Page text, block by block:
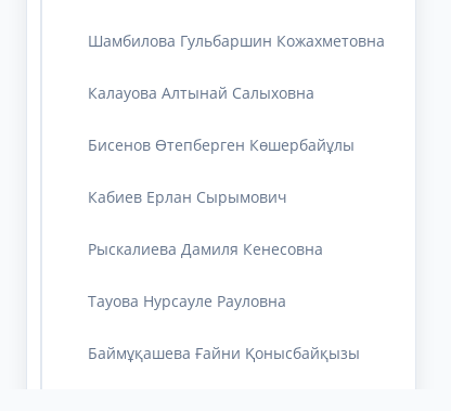
Шамбилова Гульбаршин Кожахметовна
Калауова Алтынай Салыховна
Бисенов Өтепберген Көшербайұлы
Кабиев Ерлан Сырымович
​​​​​​​Рыскалиева Дамиля Кенесовна
Тауова Нурсауле Рауловна
Баймұқашева Ғайни Қонысбайқызы